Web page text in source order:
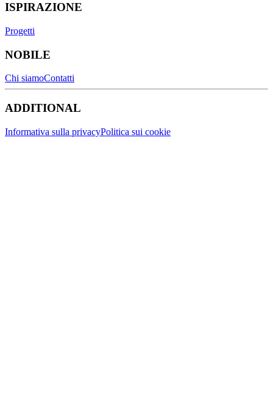
ISPIRAZIONE
Progetti
NOBILE
Chi siamoContatti
ADDITIONAL
Informativa sulla privacyPolitica sui cookie